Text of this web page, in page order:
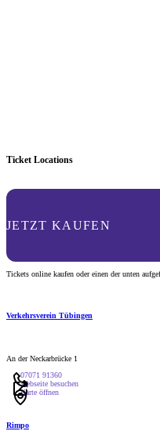
Ticket Locations
JETZT KAUFEN
Tickets online kaufen oder einen der unten
Verkehrsverein Tübingen
An der Neckarbrücke 1
07071 91360
Webseite besuchen
Karte öffnen
Rimpo